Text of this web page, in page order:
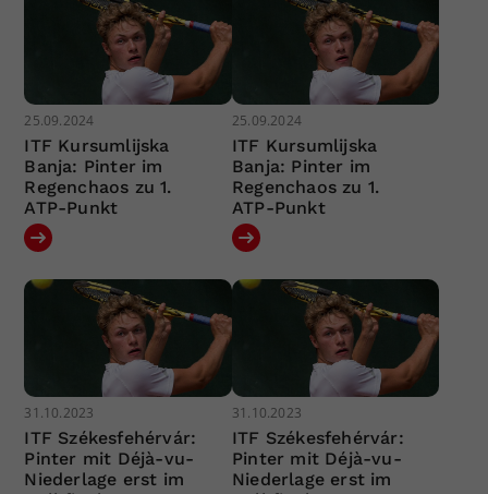
25.09.2024
ITF Kursumlijska
Banja: Pinter im
Regenchaos zu 1.
ATP-Punkt
25.09.2024
ITF Kursumlijska
Banja: Pinter im
Regenchaos zu 1.
ATP-Punkt
31.10.2023
ITF Székesfehérvár:
Pinter mit Déjà-vu-
Niederlage erst im
31.10.2023
ITF Székesfehérvár:
Pinter mit Déjà-vu-
Niederlage erst im